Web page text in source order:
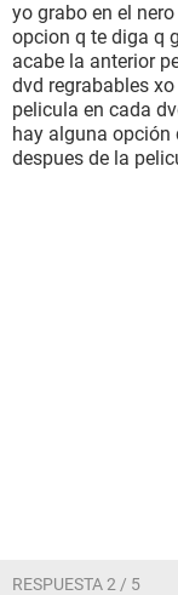
yo grabo en el
opcion q te diga q
acabe la anterior
dvd regrabables
pelicula en cada
hay alguna opción
despues de la
RESPUESTA 2 / 5